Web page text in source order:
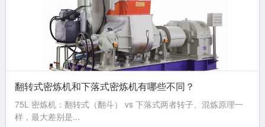
翻转式密炼机和下落式密炼机有哪些不同？
75L 密炼机：翻转式（翻斗） vs 下落式两者转子、混炼原理一
样，最大差别是...